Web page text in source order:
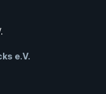
e.V.